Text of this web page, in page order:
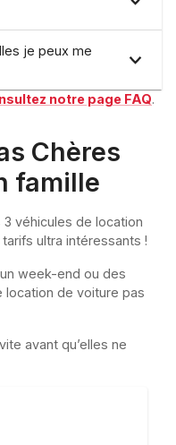
je peux me
notre page FAQ.
Chères
famille
véhicules de location
ultra intéressants !
week-end ou des
de voiture pas
avant qu’elles ne